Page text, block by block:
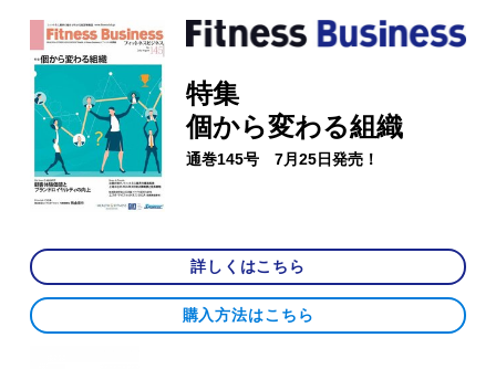
特集
個から変わる組織
通巻145号 7月25日発売！
詳しくはこちら
購入方法はこちら